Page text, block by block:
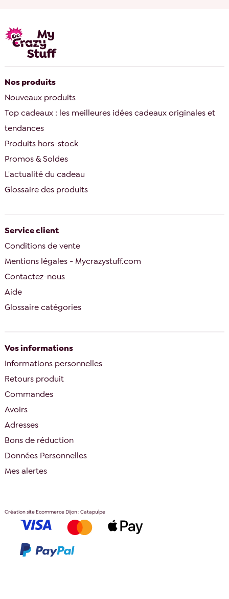
Nos produits
Nouveaux produits
Top cadeaux : les meilleures idées cadeaux originales et
tendances
Produits hors-stock
Promos & Soldes
L'actualité du cadeau
Glossaire des produits
Service client
Conditions de vente
Mentions légales - Mycrazystuff.com
Contactez-nous
Aide
Glossaire catégories
Vos informations
Informations personnelles
Retours produit
Commandes
Avoirs
Adresses
Bons de réduction
Données Personnelles
Mes alertes
Création site Ecommerce Dijon : Catapulpe